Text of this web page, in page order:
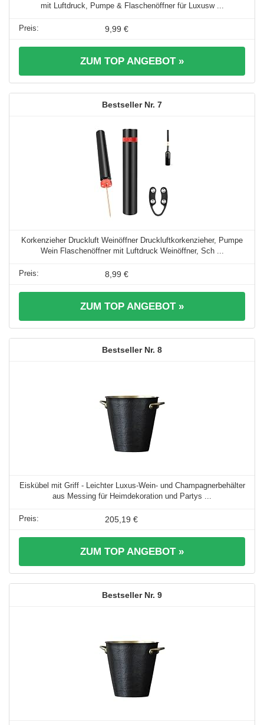
mit Luftdruck, Pumpe & Flaschenöffner für Luxusw ...
9,99 €
ZUM TOP ANGEBOT »
7
Korkenzieher Druckluft Weinöffner Druckluftkorkenzieher, Pumpe
Wein Flaschenöffner mit Luftdruck Weinöffner, Sch ...
8,99 €
ZUM TOP ANGEBOT »
8
Eiskübel mit Griff - Leichter Luxus-Wein- und Champagnerbehälter
aus Messing für Heimdekoration und Partys ...
205,19 €
ZUM TOP ANGEBOT »
9